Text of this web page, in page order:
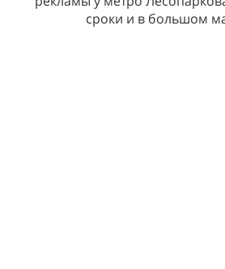
сроки и в большом